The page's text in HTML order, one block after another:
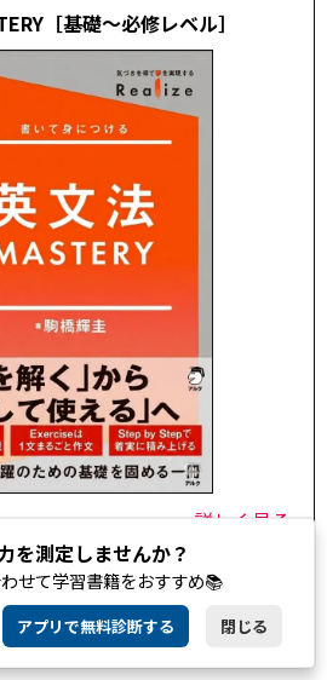
［基礎～必修レベル］
詳しく見る
を測定しませんか？
せて学習書籍をおすすめ📚
アプリで無料診断する 閉じる